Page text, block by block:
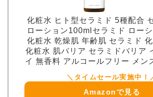
化粧水 ヒト型セラミド 5種配合
ローション100mlセラミド ロー
化粧水 乾燥肌 年齢肌 セラミド
化粧水 肌バリア セラミドバリア
イ 無香料 アルコールフリー メン
Amazonで見る